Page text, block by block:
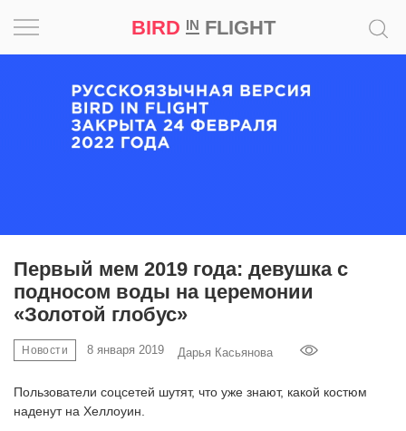
BIRD INFLIGHT
Первый мем 2019 года: девушка с
подносом воды на церемонии
«Золотой глобус»
Новости 8 января 2019 Дарья Касьянова
Пользователи соцсетей шутят, что уже знают, какой костюм
наденут на Хеллоуин.